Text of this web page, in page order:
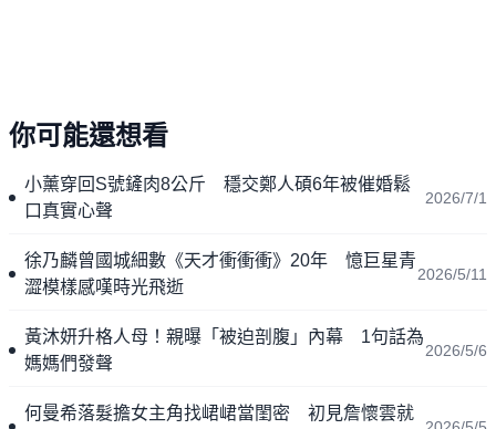
你可能還想看
小薰穿回S號鏟肉8公斤 穩交鄭人碩6年被催婚鬆
口真實心聲
2026/7/1
徐乃麟曾國城細數《天才衝衝衝》20年 憶巨星青
澀模樣感嘆時光飛逝
2026/5/11
黃沐妍升格人母！親曝「被迫剖腹」內幕 1句話為
媽媽們發聲
2026/5/6
何曼希落髮擔女主角找峮峮當閨密 初見詹懷雲就